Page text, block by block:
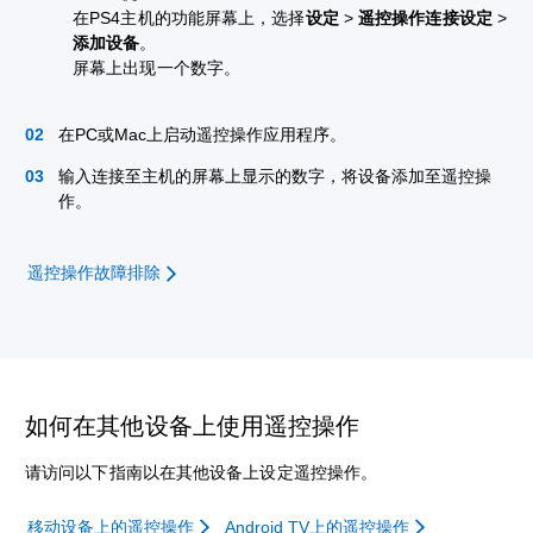
在PS4主机的功能屏幕上，选择设定 >遥控操作连接设定 >
添加设备。
屏幕上出现一个数字。
在PC或Mac上启动遥控操作应用程序。
输入连接至主机的屏幕上显示的数字，将设备添加至遥控操
作。
遥控操作故障排除
如何在其他设备上使用遥控操作
请访问以下指南以在其他设备上设定遥控操作。
移动设备上的遥控操作 Android TV上的遥控操作